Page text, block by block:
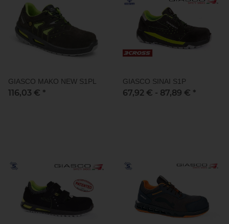
GIASCO MAKO NEW S1PL
116,03 € *
GIASCO SINAI S1P
67,92 € - 87,89 € *